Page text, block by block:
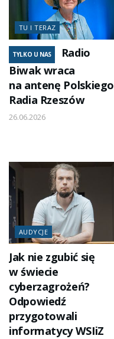
TU I TERAZ
TYLKO U NAS
Radio
Biwak wraca
na antenę Polskiego
Radia Rzeszów
26.06.2026
AUDYCJE
Jak nie zgubić się
w świecie
cyberzagrożeń?
Odpowiedź
przygotowali
informatycy WSIiZ